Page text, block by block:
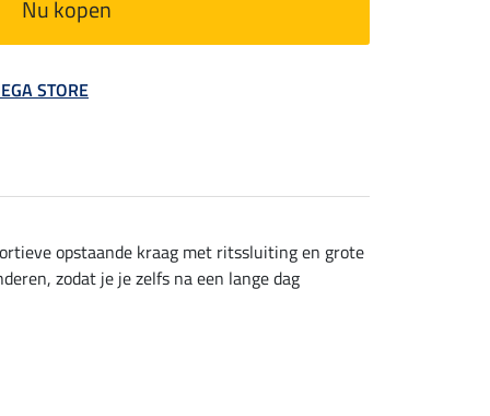
Nu kopen
STORE
opstaande kraag met ritssluiting en grote
zodat je je zelfs na een lange dag